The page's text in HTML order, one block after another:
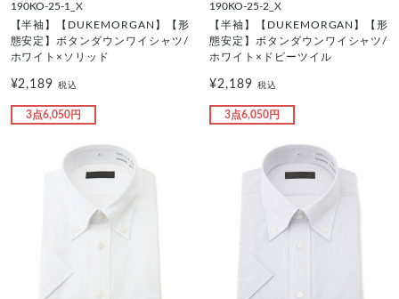
190KO-25-1_X
【半袖】【DUKEMORGAN】【形
態安定】ボタンダウンワイシャツ/
ホワイト×ソリッド
¥2,189税込
3点6,050円
190KO-25-2_X
【半袖】【DUKEMORGAN】【形
態安定】ボタンダウンワイシャツ/
ホワイト×ドビーツイル
¥2,189 税込
3点6,050円